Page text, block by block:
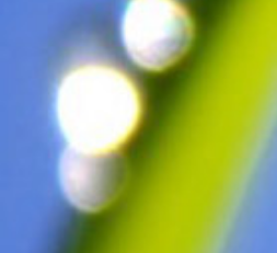
影響很大。☆節氣小漁夫在這
個時節，台灣周圍的海域大多
佈滿暖水魚群，如：東北海域
有魷魚，基隆外海有小卷、赤
宗，彰化海域則有黃鰭鯛等漁
獲。這些都是漁夫們漁獲的重
點海域喔！不過，夏天吃海鮮
除了享受美味之外，一定要相
當重視保鮮和衛生的問題，因
為溫度太高容易發生食物腐
化、變質的問題。若是吃了不